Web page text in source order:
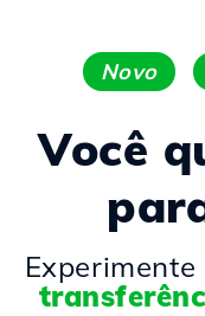
Novo
Você